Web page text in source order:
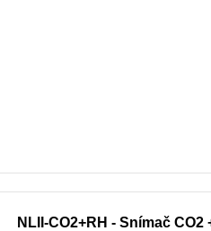
NLII-CO2+RH - Snímač CO2